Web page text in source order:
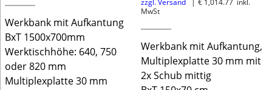
Werkbank mit Aufkantung
BxT 1500x700mm
Werktischhöhe: 640, 750
oder 820 mm
Multiplexplatte 30 mm
zzgl. Versand
€ 1,014.77 inkl.
MwSt
Werkbank mit Aufkantung,
Multiplexplatte 30 mm mit
2x Schub mittig